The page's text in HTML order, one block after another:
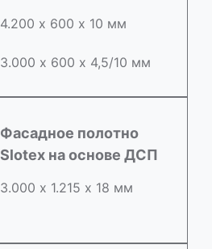
4.200 х 600 х 10 мм
3.000 х 600 х 4,5/10 мм
Фасадное полотно
Slotex на основе ДСП
3.000 х 1.215 х 18 мм